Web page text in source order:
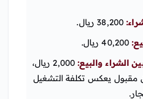
38,200 ريال.
40,200 ريال.
الشراء والبيع:
2,000 ريال،
مقبول يعكس تكلفة التشغيل